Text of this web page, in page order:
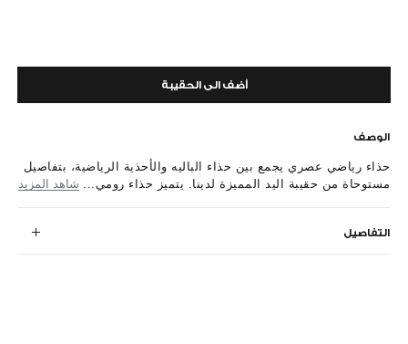
أضف الى الحقيبة
الوصف
حذاء رياضي عصري يجمع بين حذاء الباليه والأحذية الرياضية، بتفاصيل
مستوحاة من حقيبة اليد المميزة لدينا. يتميز حذاء رومي... شاهد المزيد
التفاصيل